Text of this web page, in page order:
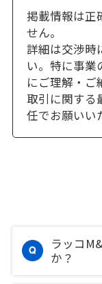
掲載情報は正
せん。
詳細は交渉時
い。特に事業
にご理解・ご
取引に関する
任でお願いい
ラッコ
か？